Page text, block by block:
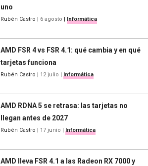
uno
Rubén Castro | 6 agosto | Informática
AMD FSR 4 vs FSR 4.1: qué cambia y en qué
tarjetas funciona
Rubén Castro | 12 julio | Informática
AMD RDNA 5 se retrasa: las tarjetas no
llegan antes de 2027
Rubén Castro | 17 junio | Informática
AMD lleva FSR 4.1 a las Radeon RX 7000 y